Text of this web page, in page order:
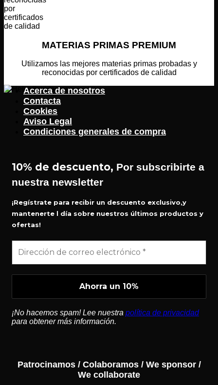
MATERIAS PRIMAS PREMIUM
Utilizamos las mejores materias primas probadas y
reconocidas por certificados de calidad
Acerca de nosotros
Contacta
Cookies
Aviso Legal
Condiciones generales de compra
10% de descuento, Por subscribirte a
nuestra newsletter
¡Regístrate para recibir un descuento exclusivo,y
mantenerte l día sobre nuestros últimos productos y
ofertas!
¡No hacemos spam! Lee nuestra política de privacidad
para obtener más información.
Patrocinamos / Colaboramos / We sponsor /
We collaborate